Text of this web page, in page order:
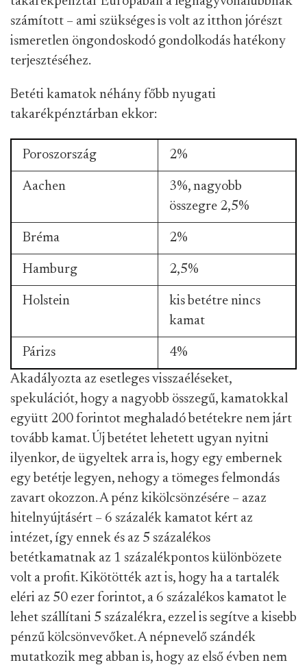
számított – ami szükséges is volt az itthon jórészt
ismeretlen öngondoskodó gondolkodás hatékony
terjesztéséhez.
Betéti kamatok néhány főbb nyugati
takarékpénztárban ekkor:
Poroszország 2%
Aachen
3%, nagyobb
összegre 2,5%
Bréma 2%
Hamburg 2,5%
Holstein
kis betétre nincs
kamat
Párizs
4%
Akadályozta az esetleges visszaéléseket,
spekulációt, hogy a nagyobb összegű, kamatokkal
együtt 200 forintot meghaladó betétekre nem járt
tovább kamat. Új betétet lehetett ugyan nyitni
ilyenkor, de ügyeltek arra is, hogy egy embernek
egy betétje legyen, nehogy a tömeges felmondás
zavart okozzon. A pénz kikölcsönzésére – azaz
hitelnyújtásért – 6 százalék kamatot kért az
intézet, így ennek és az 5 százalékos
betétkamatnak az 1 százalékpontos különbözete
volt a profit. Kikötötték azt is, hogy ha a tartalék
eléri az 50 ezer forintot, a 6 százalékos kamatot le
lehet szállítani 5 százalékra, ezzel is segítve a kisebb
pénzű kölcsönvevőket. A népnevelő szándék
mutatkozik meg abban is, hogy az első évben nem